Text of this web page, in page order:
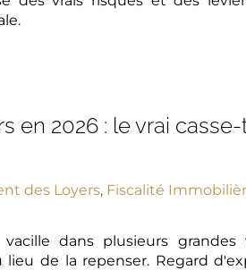
en 2026 : le vrai
des Loyers, Fiscalité
dans plusieurs grandes
de la repenser. Regard